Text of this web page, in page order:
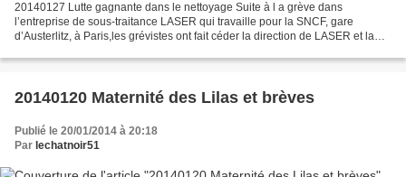
20140127 Lutte gagnante dans le nettoyage Suite à l a grève dans
l’entreprise de sous-traitance LASER qui travaille pour la SNCF, gare
d’Austerlitz, à Paris,les grévistes ont fait céder la direction de LASER et la
20140120 Maternité des Lilas et brèves
Publié le 20/01/2014 à 20:18
Par lechatnoir51